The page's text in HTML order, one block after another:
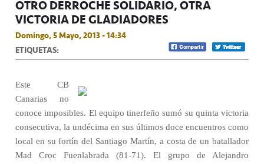
OTRO DERROCHE SOLIDARIO, OTRA
VICTORIA DE GLADIADORES
Domingo, 5 Mayo, 2013 - 14:34
ETIQUETAS:
Este CB
Canarias no
conoce imposibles. El equipo tinerfeño sumó su quinta victoria
consecutiva, la undécima en sus últimos doce encuentros como
local en su fortín del Santiago Martín, a costa de un batallador
Mad Croc Fuenlabrada (81-71). El grupo de Alejandro